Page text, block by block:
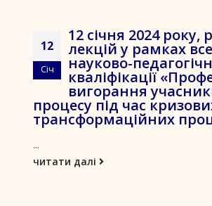
12
Січ
12 січня 2024 року,
лекцій у рамках
науково-
кваліфікації
вигорання
процесу під час
трансформаційних
...
читати далі